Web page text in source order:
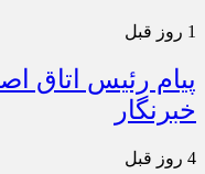
1 روز قبل
پیام رئیس اتاق
خبرنگار
4 روز قبل